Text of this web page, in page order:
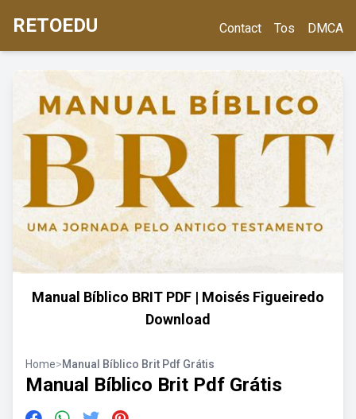
RETOEDU Contact Tos DMCA
Manual Bíblico BRIT PDF | Moisés Figueiredo
Download
Home>Manual Bíblico Brit Pdf Grátis
Manual Bíblico Brit Pdf Grátis